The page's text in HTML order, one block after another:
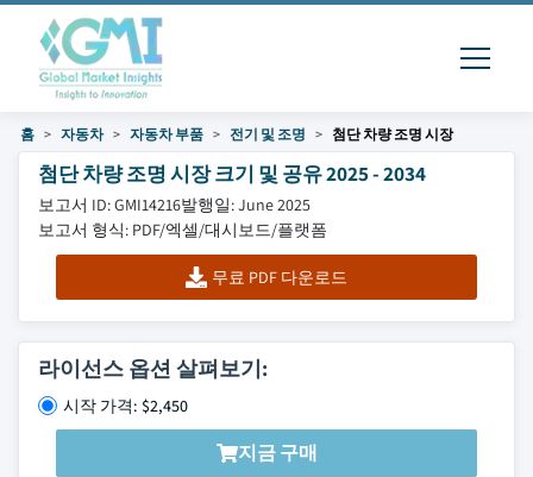
홈 자동차 자동차 부품 전기 및 조명 첨단 차량 조명 시장
첨단 차량 조명 시장 크기 및 공유 2025 - 2034
보고서 ID: GMI14216발행일: June 2025
보고서 형식: PDF/엑셀/대시보드/플랫폼
무료 PDF 다운로드
라이선스 옵션 살펴보기:
시작 가격: $2,450
지금 구매